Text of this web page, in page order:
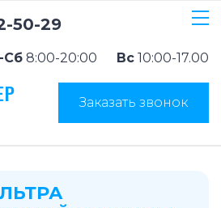
50-29
Сб 8:00-20:00 Вс 10:00-17.00
Заказать звонок